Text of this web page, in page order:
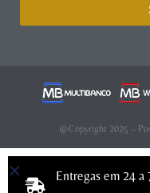
@Copyright 2025 –
Entregas em 24